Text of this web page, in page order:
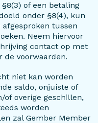
of een betaling
onder §8(4), kun
tussen
Neem hiervoor
contact op met
de voorwaarden.
niet kan worden
saldo, onjuiste of
of overige geschillen,
worden
zal Gember Member